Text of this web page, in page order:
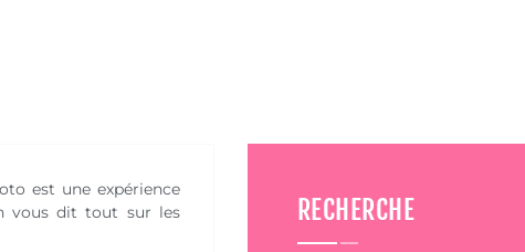
est une expérience
vous dit tout sur les
RECHERCHE